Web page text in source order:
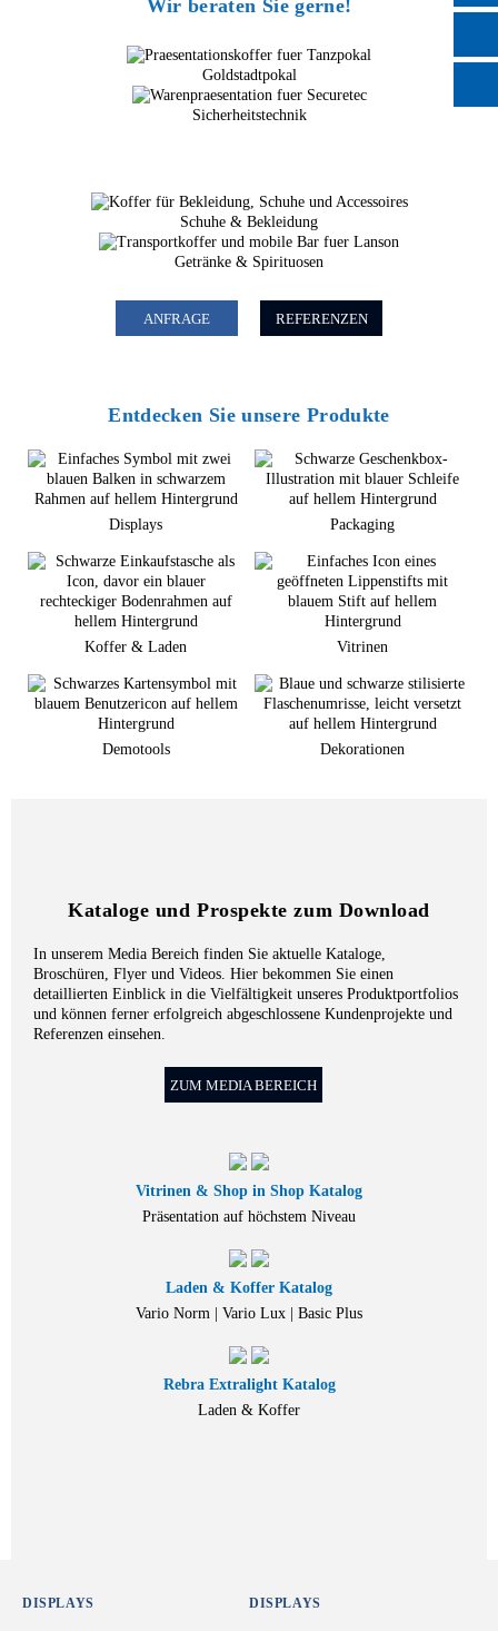
Wir beraten Sie gerne!
Goldstadtpokal
Sicherheitstechnik
Schuhe & Bekleidung
Getränke & Spirituosen
ANFRAGE REFERENZEN
Entdecken Sie unsere Produkte
Displays Packaging
Koffer & Laden Vitrinen
Demotools Dekorationen
Kataloge und Prospekte zum Download
In unserem Media Bereich finden Sie aktuelle Kataloge,
Broschüren, Flyer und Videos. Hier bekommen Sie einen
detaillierten Einblick in die Vielfältigkeit unseres Produktportfolios
und können ferner erfolgreich abgeschlossene Kundenprojekte und
Referenzen einsehen.
ZUM MEDIA BEREICH
Vitrinen & Shop in Shop Katalog
Präsentation auf höchstem Niveau
Laden & Koffer Katalog
Vario Norm | Vario Lux | Basic Plus
Rebra Extralight Katalog
Laden & Koffer
DISPLAYS DISPLAYS